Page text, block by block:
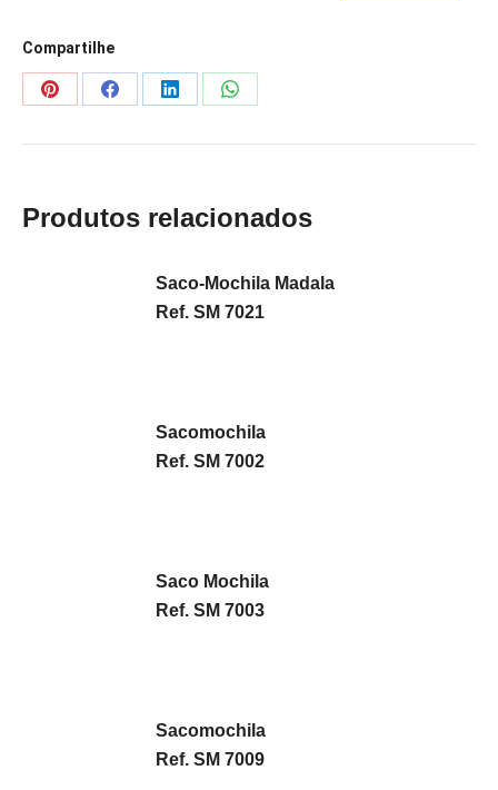
Compartilhe
Share
Share
Share
Share
Produtos relacionados
Saco-Mochila Madala
Ref. SM 7021
Sacomochila
Ref. SM 7002
Saco Mochila
Ref. SM 7003
Sacomochila
Ref. SM 7009